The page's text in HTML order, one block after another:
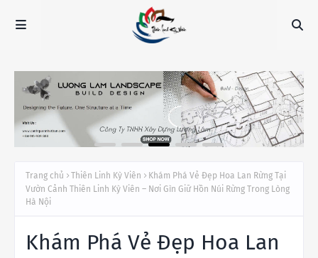
Trang chủ Thiên Linh Kỳ Viên
Khám Phá Vẻ Đẹp Hoa Lan Rừng Tại
Vườn Cảnh Thiên Linh Kỳ Viên – Nơi Gìn Giữ Hồn Núi Rừng Trong Lòng
Hà Nội
Khám Phá Vẻ Đẹp Hoa Lan